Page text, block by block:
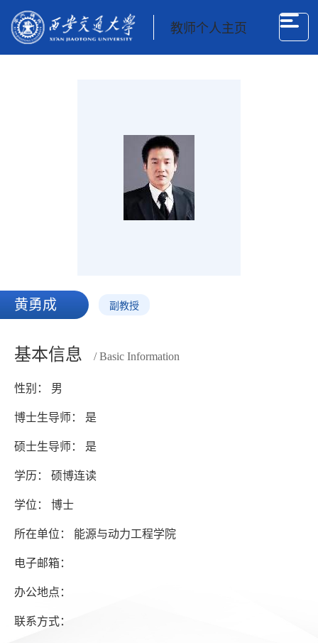
教师个人主页
黄勇成 副教授
基本信息 / Basic Information
性别： 男
博士生导师： 是
硕士生导师： 是
学历： 硕博连读
学位： 博士
所在单位： 能源与动力工程学院
电子邮箱：
办公地点：
联系方式：